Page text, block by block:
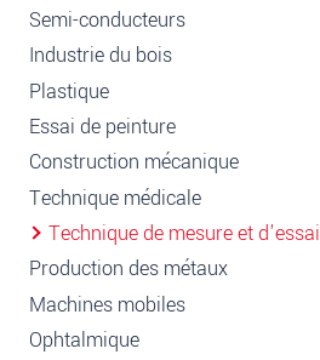
Semi-conducteurs
Industrie du bois
Plastique
Essai de peinture
Construction mécanique
Technique médicale
Technique de mesure et d'essai
Production des métaux
Machines mobiles
Ophtalmique